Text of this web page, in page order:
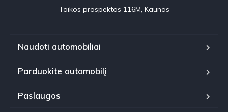
Taikos prospektas 116M, Kaunas
Naudoti automobiliai
Parduokite automobilį
Paslaugos